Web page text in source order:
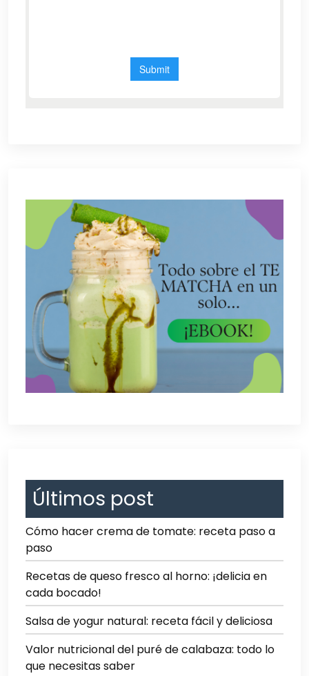
Últimos post
Cómo hacer crema de tomate: receta paso a
paso
Recetas de queso fresco al horno: ¡delicia en
cada bocado!
Salsa de yogur natural: receta fácil y deliciosa
Valor nutricional del puré de calabaza: todo lo
que necesitas saber